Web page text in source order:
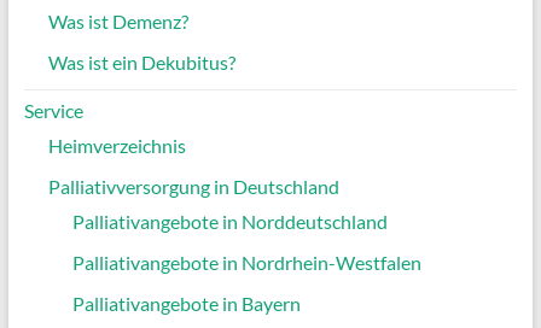
Was ist Demenz?
Was ist ein Dekubitus?
Service
Heimverzeichnis
Palliativversorgung in Deutschland
Palliativangebote in Norddeutschland
Palliativangebote in Nordrhein-Westfalen
Palliativangebote in Bayern